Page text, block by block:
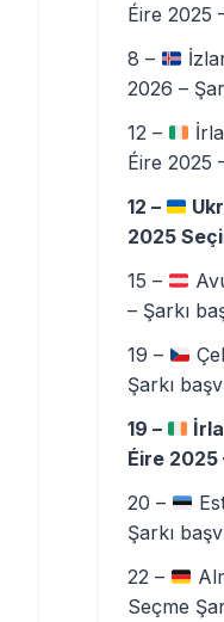
Éire 2025
8 –
2026 –
12 –
Éire 2025
12 –
2025
15 –
– Şarkı
19 –
Şarkı
19 –
Éire 2025
20 –
Şarkı
22 –
Seçme